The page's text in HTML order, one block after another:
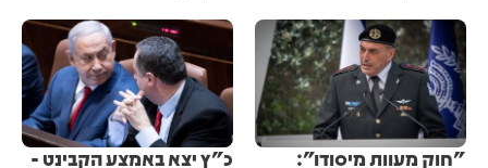
"חוק מעוות מיסודו":
כ"ץ יצא באמצע הקבינט -